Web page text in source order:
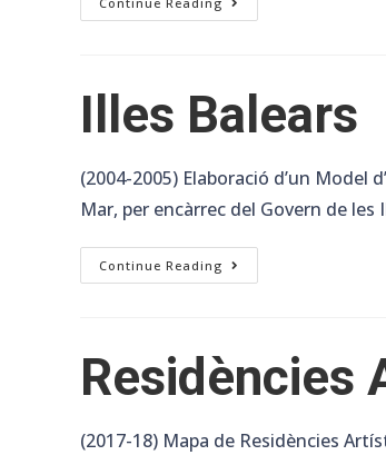
CaixaEscena
Illes Balears
(2004-2005) Elaboració d’un Model
Mar, per encàrrec del Govern de les
Continue Reading Illes
Balears
Residències
(2017-18) Mapa de Residències